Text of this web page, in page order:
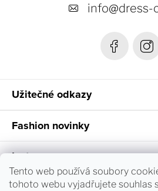
Tento web používá soubory
tohoto webu vyjadřujete souhlas
info@dress-
Užitečné odkazy
Fashion novinky
Instagram